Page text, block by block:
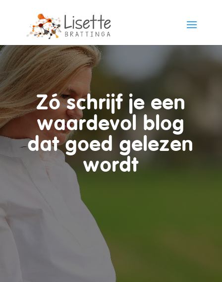
Zó schrijf je een
waardevol blog
dat goed gelezen
wordt